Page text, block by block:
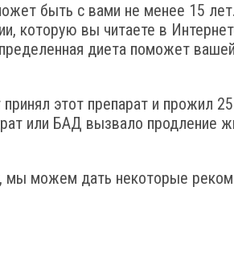
быть с вами не менее 15
которую вы читаете в
диета поможет
этот препарат и прожил
или БАД вызвало продление
мы можем дать некоторые